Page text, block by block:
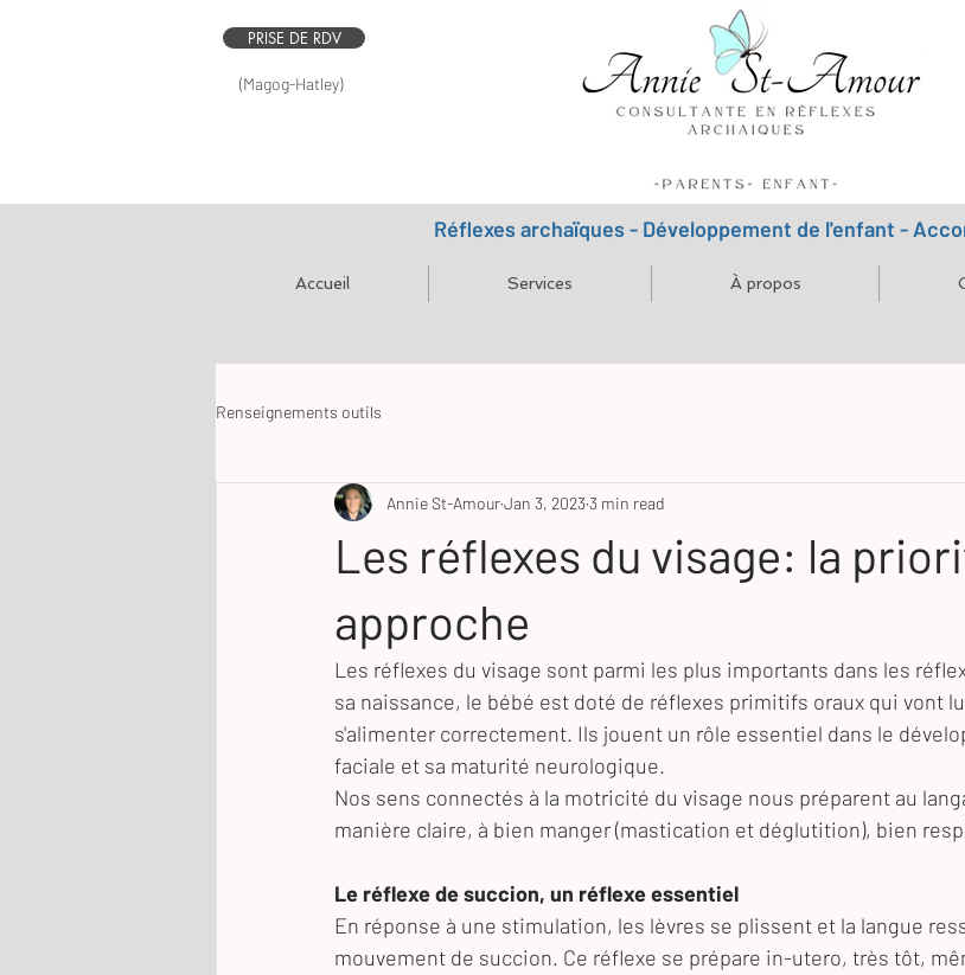
PRISE DE RDV
(Magog-Hatley)
Réflexes archaïques - Développement de l'enfant -
Accueil Services À propos
Renseignements outils
Les réflexes du visage: la
approche
Annie St-AmourJan 3, 2023 3 min read
Les réflexes du visage sont parmi les plus importants dans les
sa naissance, le bébé est doté de réflexes primitifs oraux qui vont
s'alimenter correctement. Ils jouent un rôle essentiel dans le
faciale et sa maturité neurologique.
Nos sens connectés à la motricité du visage nous préparent au
manière claire, à bien manger (mastication et déglutition), bien
Le réflexe de succion, un réflexe essentiel
En réponse à une stimulation, les lèvres se plissent et la langue
mouvement de succion. Ce réflexe se prépare in-utero, très tôt,